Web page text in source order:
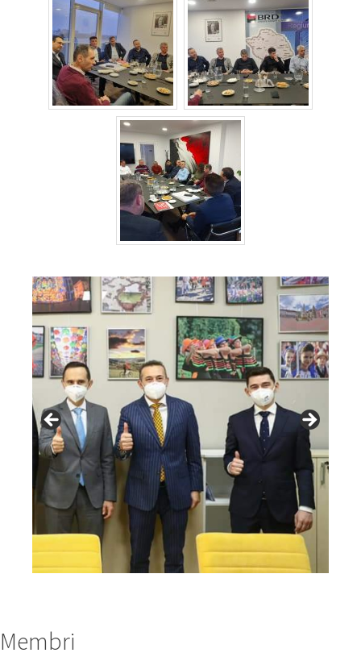
Membri